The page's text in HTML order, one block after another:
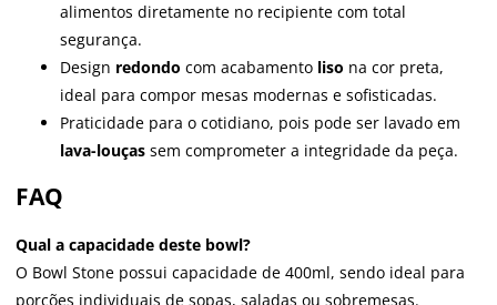
alimentos diretamente no recipiente com total
segurança.
Design redondo com acabamento liso na cor preta,
ideal para compor mesas modernas e sofisticadas.
Praticidade para o cotidiano, pois pode ser lavado em
lava-louças sem comprometer a integridade da peça.
FAQ
Qual a capacidade deste bowl?
O Bowl Stone possui capacidade de 400ml, sendo ideal para
porções individuais de sopas, saladas ou sobremesas.